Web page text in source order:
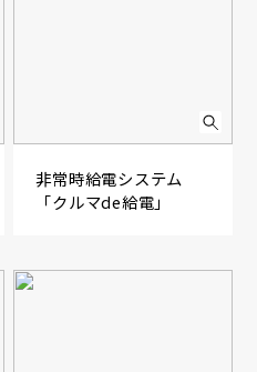
非常時給電システム
「クルマde給電」